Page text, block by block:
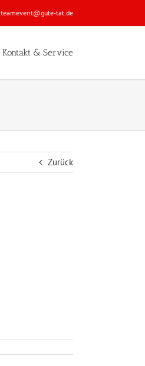
teamevent@gute-tat.de
Kontakt & Service
Zurück